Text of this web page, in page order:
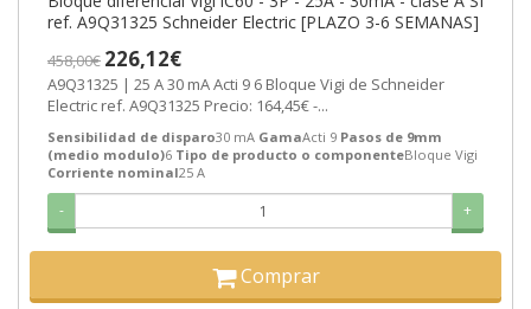
ref. A9Q31325 Schneider Electric [PLAZO 3-6 SEMANAS]
458,00€ 226,12€
A9Q31325 | 25 A 30 mA Acti 9 6 Bloque Vigi de Schneider
Electric ref. A9Q31325 Precio: 164,45€ -...
Sensibilidad de disparo30 mA GamaActi 9 Pasos de 9mm
(medio modulo)6 Tipo de producto o componenteBloque Vigi
Corriente nominal25 A
- +
Comprar